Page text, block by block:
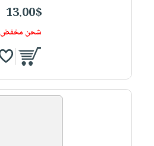
13.00$
شحن مخفض